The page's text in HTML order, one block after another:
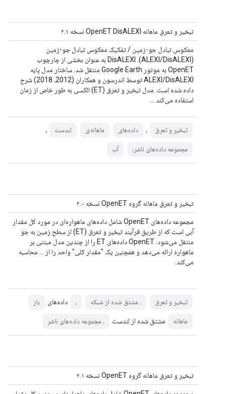
تبخیر و تعرق ماهانه OpenET DisALEXI نسخه ۲.۱
معکوس تبادل جو-زمین / تفکیک معکوس تبادل جو-زمین
(ALEXI/DisALEXI). DisALEXI به عنوان بخشی از چارچوب
OpenET به موتور Google Earth منتقل شد. ساختار مدل پایه
ALEXI/DisALEXI توسط اندرسون و همکاران (2012، 2018) شرح
داده شده است. مدل تبخیر و تعرق (ET) الکسی به طور خاص از زمان
استفاده می‌کند ...
تبخیر و تعرق ، داده‌های ماهانه‌ی لندست ،
مجموعه داده‌های ناشر، آب
تبخیر و تعرق ماهانه گروه OpenET نسخه ۲.۰
مجموعه داده‌های OpenET شامل داده‌های ماهواره‌ای در مورد کل مقدار
آبی است که از طریق فرآیند تبخیر و تعرق (ET) از سطح زمین به جو
منتقل می‌شود. OpenET داده‌های ET را از چندین مدل مبتنی بر
ماهواره ارائه می‌دهد و همچنین یک "مقدار کلی" واحد را از ... محاسبه
می‌کند.
تبخیر و تعرق ، مشتق شده از شبکه ، داده‌های باز
ماهانه مشتق شده از لندست ، مجموعه داده‌های ناشر
تبخیر و تعرق ماهانه گروه OpenET نسخه ۲.۱